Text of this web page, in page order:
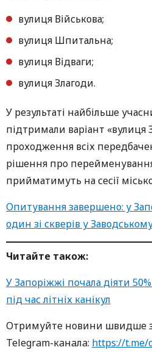
вулиця Військова;
вулиця Шпитальна;
вулиця Відваги;
вулиця Злагоди.
У результаті найбільше
підтримали варіант «вулиця
проходження всіх
рішення про
прийматимуть на сесії
Опитування завершено: у
один зі скверів у
Читайте також:
У Запоріжжі почала діяти
під час літніх канікул
Oтримуйте нoвини швидше
Telegram-кaнaлa: https://t.me/